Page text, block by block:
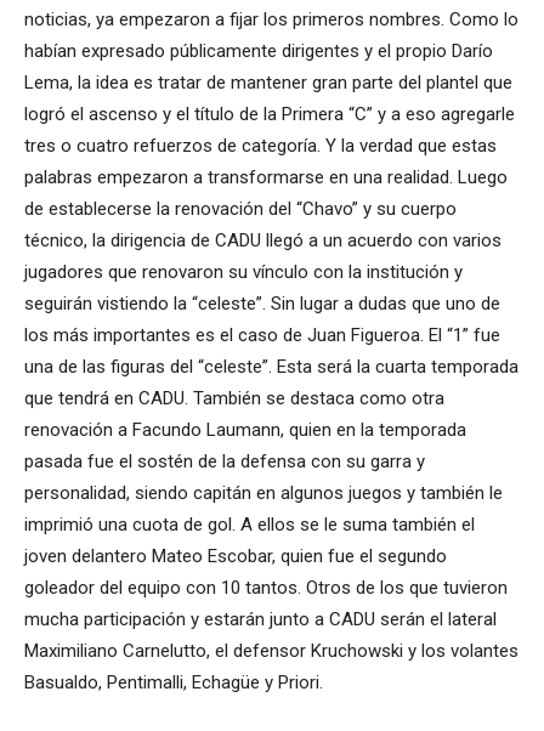
noticias, ya empezaron a fijar los primeros nombres. Como lo
habían expresado públicamente dirigentes y el propio Darío
Lema, la idea es tratar de mantener gran parte del plantel que
logró el ascenso y el título de la Primera “C” y a eso agregarle
tres o cuatro refuerzos de categoría. Y la verdad que estas
palabras empezaron a transformarse en una realidad. Luego
de establecerse la renovación del “Chavo” y su cuerpo
técnico, la dirigencia de CADU llegó a un acuerdo con varios
jugadores que renovaron su vínculo con la institución y
seguirán vistiendo la “celeste”. Sin lugar a dudas que uno de
los más importantes es el caso de Juan Figueroa. El “1” fue
una de las figuras del “celeste”. Esta será la cuarta temporada
que tendrá en CADU. También se destaca como otra
renovación a Facundo Laumann, quien en la temporada
pasada fue el sostén de la defensa con su garra y
personalidad, siendo capitán en algunos juegos y también le
imprimió una cuota de gol. A ellos se le suma también el
joven delantero Mateo Escobar, quien fue el segundo
goleador del equipo con 10 tantos. Otros de los que tuvieron
mucha participación y estarán junto a CADU serán el lateral
Maximiliano Carnelutto, el defensor Kruchowski y los volantes
Basualdo, Pentimalli, Echagüe y Priori.